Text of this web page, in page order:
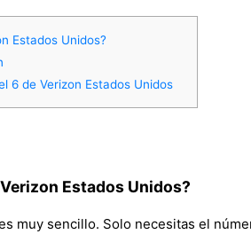
Estados Unidos?
6 de Verizon Estados Unidos
Estados Unidos?
muy sencillo. Solo necesitas el